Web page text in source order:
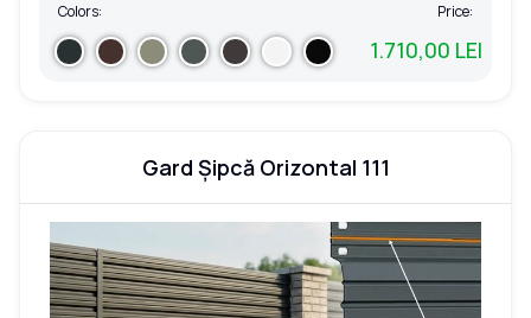
Colors: Price:
1.710,00 LEI
Gard Șipcă Orizontal 111